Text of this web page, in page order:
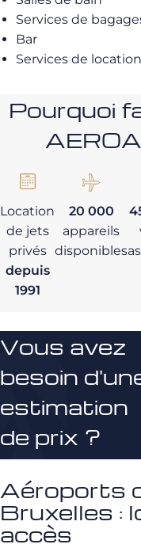
Services de
Bar
Services de
Pourquoi
Location
de jets
privés
depuis
1991
20 000
appareils
disponibles
Vous avez
besoin
estimation
de prix ?
Aéroports
Bruxelles :
accès